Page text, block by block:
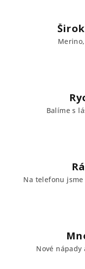
Balíme s
Na telefonu
Nové